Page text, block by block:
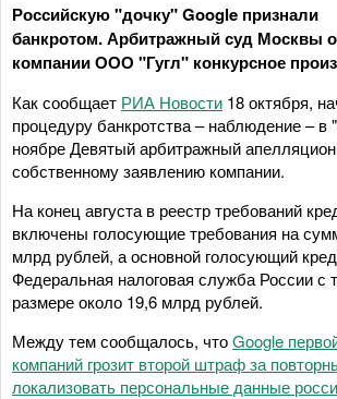
Российскую "дочку" Google признали
банкротом. Арбитражный суд Москвы
компании ООО "Гугл" конкурсное
Как сообщает РИА Новости 18 октября,
процедуру банкротства – наблюдение – в
ноябре Девятый арбитражный
собственному заявлению компании.
На конец августа в реестр требований
включены голосующие требования на
млрд рублей, а основной голосующий
Федеральная налоговая служба России с
размере около 19,6 млрд рублей.
Между тем сообщалось, чтоGoogle
компаний грозит второй штраф за
локализовать персональные данные